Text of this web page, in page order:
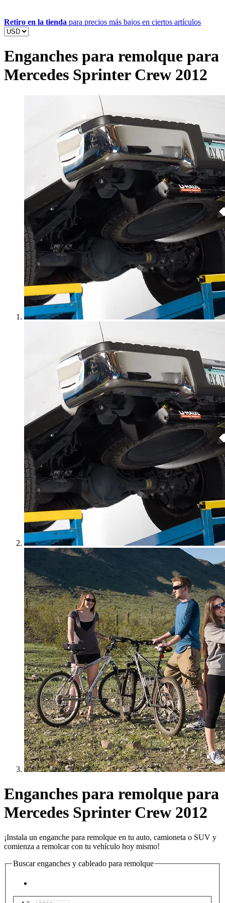
Retiro en la tienda para precios más bajos en ciertos artículos
Enganches para remolque para
Mercedes Sprinter Crew 2012
Enganches para remolque para
Mercedes Sprinter Crew 2012
¡Instala un enganche para remolque en tu auto, camioneta o SUV y
comienza a remolcar con tu vehículo hoy mismo!
Buscar enganches y cableado para remolque